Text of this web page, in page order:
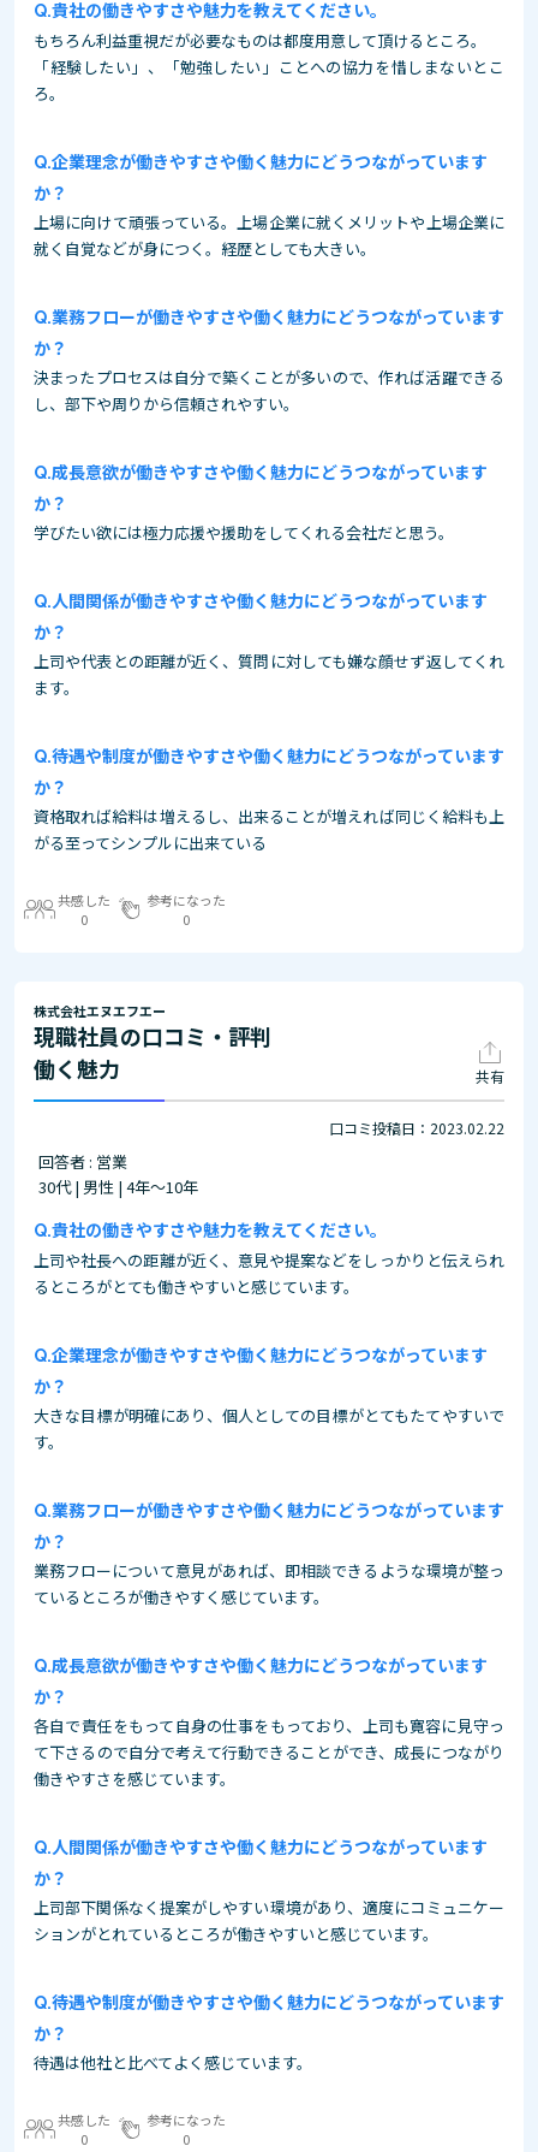
貴社の働きやすさや魅力を教えてください。
もちろん利益重視だが必要なものは都度用意して頂けるところ。
「経験したい」、「勉強したい」ことへの協力を惜しまないとこ
ろ。
企業理念が働きやすさや働く魅力にどうつながっています
か？
上場に向けて頑張っている。上場企業に就くメリットや上場企業に
就く自覚などが身につく。経歴としても大きい。
業務フローが働きやすさや働く魅力にどうつながっています
か？
決まったプロセスは自分で築くことが多いので、作れば活躍できる
し、部下や周りから信頼されやすい。
成長意欲が働きやすさや働く魅力にどうつながっています
か？
学びたい欲には極力応援や援助をしてくれる会社だと思う。
人間関係が働きやすさや働く魅力にどうつながっています
か？
上司や代表との距離が近く、質問に対しても嫌な顔せず返してくれ
ます。
待遇や制度が働きやすさや働く魅力にどうつながっています
か？
資格取れば給料は増えるし、出来ることが増えれば同じく給料も上
がる至ってシンプルに出来ている
共感した
0
参考になった
0
株式会社エヌエフエー
現職社員の口コミ・評判
働く魅力
共有
口コミ投稿日：2023.02.22
回答者 : 営業
30代 | 男性 | 4年～10年
貴社の働きやすさや魅力を教えてください。
上司や社長への距離が近く、意見や提案などをしっかりと伝えられ
るところがとても働きやすいと感じています。
企業理念が働きやすさや働く魅力にどうつながっています
か？
大きな目標が明確にあり、個人としての目標がとてもたてやすいで
す。
業務フローが働きやすさや働く魅力にどうつながっています
か？
業務フローについて意見があれば、即相談できるような環境が整っ
ているところが働きやすく感じています。
成長意欲が働きやすさや働く魅力にどうつながっています
か？
各自で責任をもって自身の仕事をもっており、上司も寛容に見守っ
て下さるので自分で考えて行動できることができ、成長につながり
働きやすさを感じています。
人間関係が働きやすさや働く魅力にどうつながっています
か？
上司部下関係なく提案がしやすい環境があり、適度にコミュニケー
ションがとれているところが働きやすいと感じています。
待遇や制度が働きやすさや働く魅力にどうつながっています
か？
待遇は他社と比べてよく感じています。
共感した
0
参考になった
0